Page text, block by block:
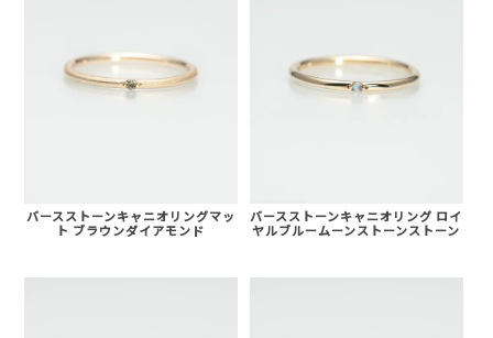
バースストーンキャニオリングマッ
ト ブラウンダイアモンド
バースストーンキャニオリング ロイ
ヤルブルームーンストーンストーン